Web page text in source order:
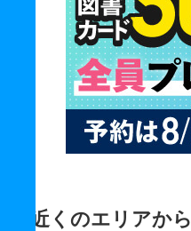
近くのエリアから